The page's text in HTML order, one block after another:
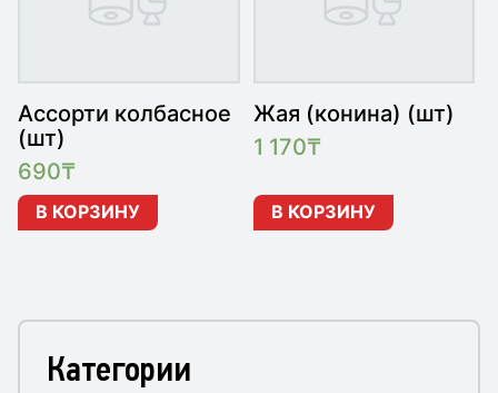
Ассорти колбасное
(шт)
690₸
В КОРЗИНУ
Жая (конина) (шт)
1 170₸
В КОРЗИНУ
Категории